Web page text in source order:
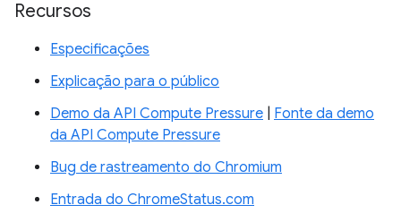
Recursos
Especificações
Explicação para o público
Demo da API Compute Pressure
Fonte da demo
da API Compute Pressure
Bug de rastreamento do Chromium
Entrada do ChromeStatus.com